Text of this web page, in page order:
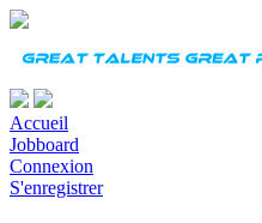
Accueil
Jobboard
Connexion
S'enregistrer